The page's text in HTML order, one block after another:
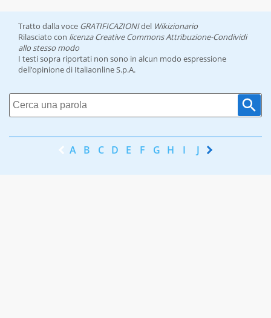
Tratto dalla voce GRATIFICAZIONIdel Wikizionario
Rilasciato con licenza Creative Commons Attribuzione-Condividi
allo stesso modo
I testi sopra riportati non sono in alcun modo espressione
dell’opinione di Italiaonline S.p.A.
A B C D E F G H I J K